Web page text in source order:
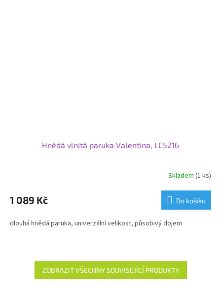
Hnědá vlnitá paruka Valentina, LC5216
Skladem (1 ks)
1 089 Kč Do košíku
dlouhá hnědá paruka, univerzální velikost, působivý dojem
ZOBRAZIT VŠECHNY SOUVISEJÍCÍ PRODUKTY